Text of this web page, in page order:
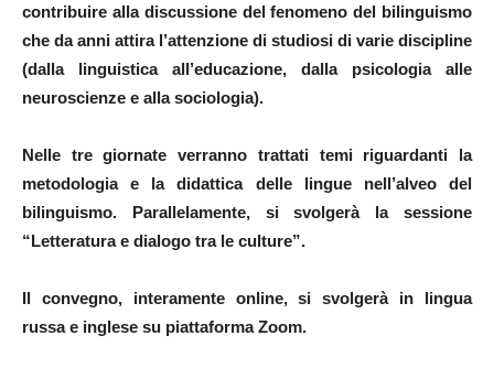
contribuire alla discussione del fenomeno del bilinguismo
che da anni attira l’attenzione di studiosi di varie discipline
(dalla linguistica all’educazione, dalla psicologia alle
neuroscienze e alla sociologia).
Nelle tre giornate verranno trattati temi riguardanti la
metodologia e la didattica delle lingue nell’alveo del
bilinguismo. Parallelamente, si svolgerà la sessione
“Letteratura e dialogo tra le culture”.
Il convegno, interamente online, si svolgerà in lingua
russa e inglese su piattaforma Zoom.